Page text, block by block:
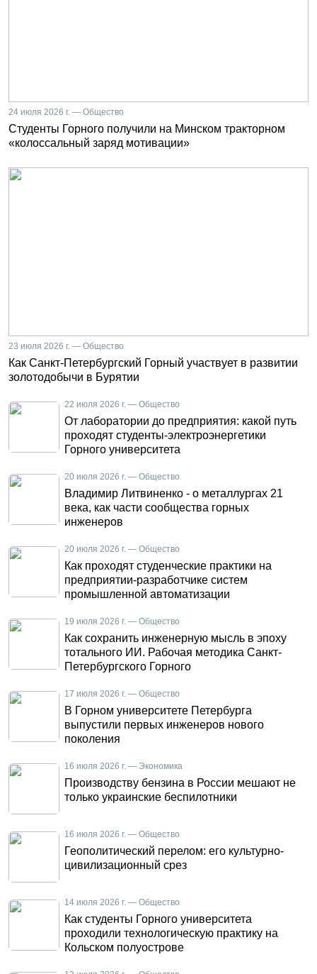
24 июля 2026 г. — Общество
Студенты Горного получили на Минском тракторном
«колоссальный заряд мотивации»
23 июля 2026 г. — Общество
Как Санкт-Петербургский Горный участвует в развитии
золотодобычи в Бурятии
22 июля 2026 г. — Общество
От лаборатории до предприятия: какой путь
проходят студенты-электроэнергетики
Горного университета
20 июля 2026 г. — Общество
Владимир Литвиненко - о металлургах 21
века, как части сообщества горных
инженеров
20 июля 2026 г. — Общество
Как проходят студенческие практики на
предприятии-разработчике систем
промышленной автоматизации
19 июля 2026 г. — Общество
Как сохранить инженерную мысль в эпоху
тотального ИИ. Рабочая методика Санкт-
Петербургского Горного
17 июля 2026 г. — Общество
В Горном университете Петербурга
выпустили первых инженеров нового
поколения
16 июля 2026 г. — Экономика
Производству бензина в России мешают не
только украинские беспилотники
16 июля 2026 г. — Общество
Геополитический перелом: его культурно-
цивилизационный срез
14 июля 2026 г. — Общество
Как студенты Горного университета
проходили технологическую практику на
Кольском полуострове